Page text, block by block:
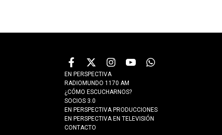
EN PERSPECTIVA
RADIOMUNDO 1170 AM
¿CÓMO ESCUCHARNOS?
SOCIOS 3.0
EN PERSPECTIVA PRODUCCIONES
EN PERSPECTIVA EN TELEVISIÓN
CONTACTO